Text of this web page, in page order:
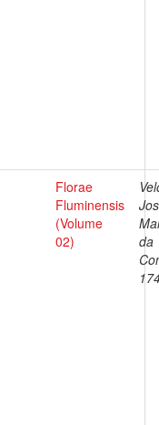
Florae
Fluminensis
(Volume
02)
da